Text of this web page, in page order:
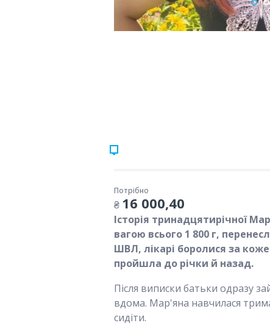
Потрібно
₴ 16 000,40
Історія тринадцятирічної
вагою всього 1 800 г,
ШВЛ, лікарі боролися за
пройшла до річки й назад.
Після виписки батьки одразу
вдома. Мар'яна навчилася
сидіти.